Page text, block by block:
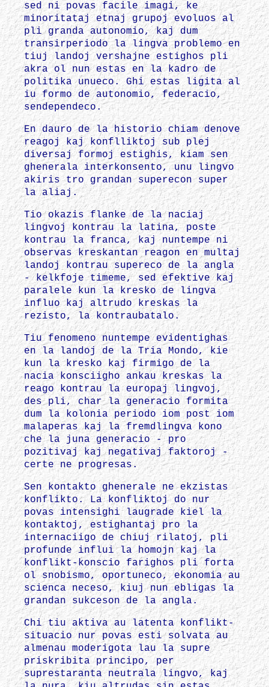
sed ni povas facile imagi, ke
minoritataj etnaj grupoj evoluos al
pli granda autonomio, kaj dum
transirperiodo la lingva problemo en
tiuj landoj vershajne estighos pli
akra ol nun estas en la kadro de
politika unueco. Ghi estas ligita al
iu formo de autonomio, federacio,
sendependeco.
En dauro de la historio chiam denove
reagoj kaj konflliktoj sub plej
diversaj formoj estighis, kiam sen
ghenerala interkonsento, unu lingvo
akiris tro grandan superecon super
la aliaj.
Tio okazis flanke de la naciaj
lingvoj kontrau la latina, poste
kontrau la franca, kaj nuntempe ni
observas kreskantan reagon en multaj
landoj kontrau supereco de la angla
- kelkfoje timeme, sed efektive kaj
paralele kun la kresko de lingva
influo kaj altrudo kreskas la
rezisto, la kontraubatalo.
Tiu fenomeno nuntempe evidentighas
en la landoj de la Tria Mondo, kie
kun la kresko kaj firmigo de la
nacia konsciigho ankau kreskas la
reago kontrau la europaj lingvoj,
des pli, char la generacio formita
dum la kolonia periodo iom post iom
malaperas kaj la fremdlingva kono
che la juna generacio - pro
pozitivaj kaj negativaj faktoroj -
certe ne progresas.
Sen kontakto ghenerale ne ekzistas
konflikto. La konfliktoj do nur
povas intensighi laugrade kiel la
kontaktoj, estighantaj pro la
internaciigo de chiuj rilatoj, pli
profunde influi la homojn kaj la
konflikt-konscio farighos pli forta
ol snobismo, oportuneco, ekonomia au
scienca neceso, kiuj nun ebligas la
grandan sukceson de la angla.
Chi tiu aktiva au latenta konflikt-
situacio nur povas esti solvata au
almenau moderigota lau la supre
priskribita principo, per
suprestaranta neutrala lingvo, kaj